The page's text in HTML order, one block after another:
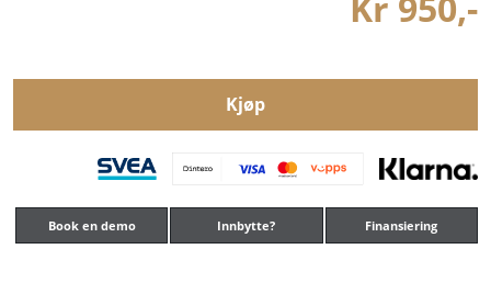
Kjøp
Book en demo Innbytte? Finansiering